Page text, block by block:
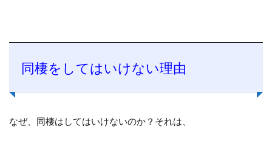
同棲をしてはいけない理由
なぜ、同棲はしてはいけないのか？それは、